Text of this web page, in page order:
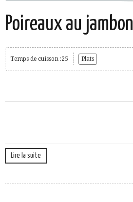
Poireaux au jambon
Temps de cuisson :25 Plats
Lire la suite